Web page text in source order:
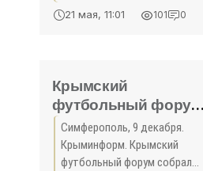
наркотика - «Спорт
за оборотом наркотиков
ОМВД России по Феодосии
задержали 28-летнего ранее
не судимого
21 мая, 11:01 101 0
Крымский
футбольный форум
состоялся в
Симферополе -
«Спорт Крыма»
Симферополь, 9 декабря.
Крыминформ. Крымский
футбольный форум собрал